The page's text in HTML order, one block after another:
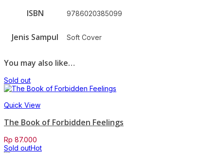
ISBN 9786020385099
Jenis Sampul Soft Cover
You may also like…
Sold out
Quick View
The Book of Forbidden Feelings
Rp 87.000
Sold outHot